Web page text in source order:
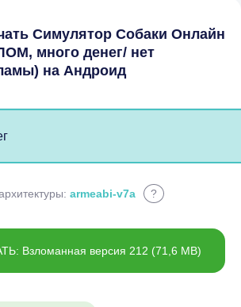
Симулятор Собаки Онлайн
много денег/ нет
на Андроид
armeabi-v7a ?
Взломанная версия 212 (71,6 MB)